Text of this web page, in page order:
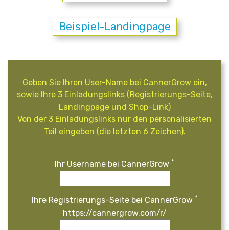
Beispiel-Landingpage
Geben Sie Ihren User-Name bei CannerGrow ein,
sowie Ihre 3 Einladungslinks (Registrierungs-Seite,
Landingpage und Shop-Link)
Von der 3 Einladungslinks nur den personalisierten
Teil eingeben (die letzten 6 Zeichen).
Ihr Username bei CannerGrow *
Ihre Registrierungs-Seite bei CannerGrow *
https://cannergrow.com/r/